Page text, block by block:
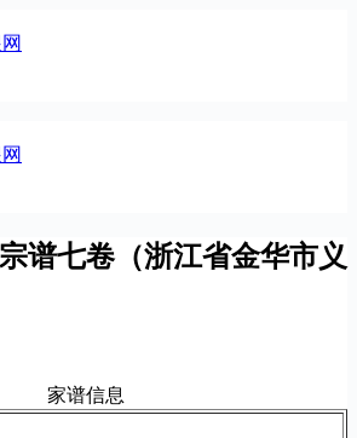
谱七卷（浙江省金华市义
家谱信息